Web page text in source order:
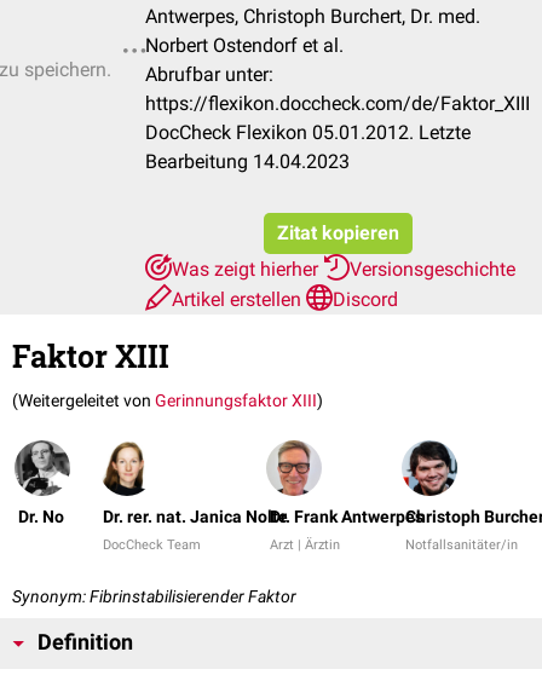
speichern.
Antwerpes, Christoph Burchert, Dr. med.
Norbert Ostendorf et al.
Abrufbar unter:
https://flexikon.doccheck.com/de/Faktor_XIII
DocCheck Flexikon 05.01.2012. Letzte
Bearbeitung 14.04.2023
Zitat kopieren
Was zeigt hierher
Versionsgeschichte
Artikel erstellen
Discord
Faktor XIII
(Weitergeleitet von Gerinnungsfaktor XIII)
Dr. No Dr. rer. nat. Janica Nolte
DocCheck Team
Dr. Frank Antwerpes
Arzt | Ärztin
Christoph
Notfallsanitäter/in
Synonym: Fibrinstabilisierender Faktor
Definition